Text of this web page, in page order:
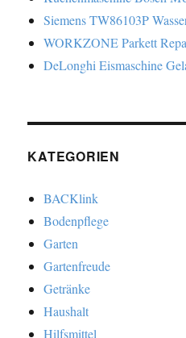
Siemens TW86103P
WORKZONE Parkett
DeLonghi Eismaschine
KATEGORIEN
BACKlink
Bodenpflege
Garten
Gartenfreude
Getränke
Haushalt
Hilfsmittel